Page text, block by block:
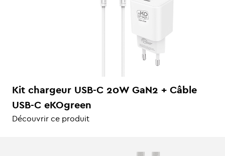
Kit chargeur USB-C 20W GaN2 + Câble
USB-C eKOgreen
Découvrir ce produit